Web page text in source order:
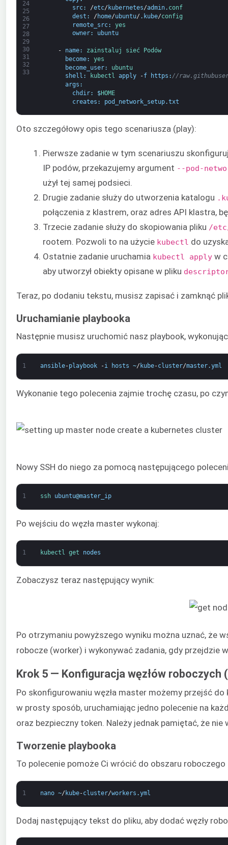
24
25
26
27
28
29
30
31
32
33
src: /etc/ kubernetes/admin. conf
dest : / home/ubuntu/ . kube/config
remote_src:
yes
owner: ubuntu
- name: zainstaluj sieć
Podów
become:
yes
become_user:
ubuntu
shell : kubectl apply -f https : //
args :
chdir: $HOME
creates : pod_network_setup.txt
Oto szczegółowy opis tego scenariusza (play):
Pierwsze zadanie w tym scenariuszu
IP podów, przekazujemy argument --pod-
użył tej samej podsieci.
Drugie zadanie służy do utworzenia katalogu
połączenia z klastrem, oraz adres API klastra,
Trzecie zadanie służy do skopiowania pliku /
rootem. Pozwoli to na użycie kubectl do
Ostatnie zadanie uruchamia kubectl apply w
aby utworzył obiekty opisane w pliku
Teraz, po dodaniu tekstu, musisz zapisać i zamknąć
Uruchamianie playbooka
Następnie musisz uruchomić nasz playbook,
1 ansible-playbook -i hosts ~/ kube-cluster/master.yml
Wykonanie tego polecenia zajmie trochę czasu, po
Nowy SSH do niego za pomocą następującego
1 ssh ubuntu@master_ip
Po wejściu do węzła master wykonaj:
1 kubectl get nodes
Zobaczysz teraz następujący wynik:
Po otrzymaniu powyższego wyniku można uznać, że
robocze (worker) i wykonywać zadania, gdy przejdzie
Krok 5 — Konfiguracja węzłów roboczych
Po skonfigurowaniu węzła master możemy przejść
w prosty sposób, uruchamiając jedno polecenie na
oraz bezpieczny token. Należy jednak pamiętać, że
Tworzenie playbooka
To polecenie pomoże Ci wrócić do obszaru
1 nano ~/ kube-cluster/workers .yml
Dodaj następujący tekst do pliku, aby dodać węzły